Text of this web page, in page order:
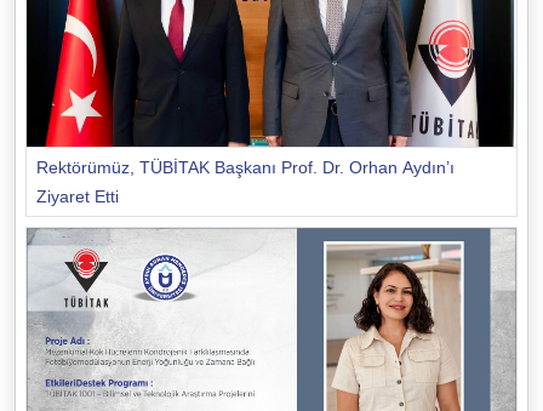
Rektörümüz, TÜBİTAK Başkanı Prof. Dr. Orhan Aydın’ı
Ziyaret Etti